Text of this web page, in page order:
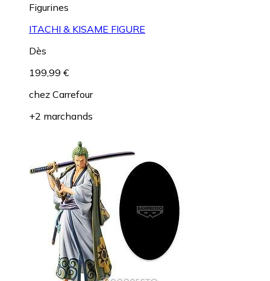
Figurines
ITACHI & KISAME FIGURE
Dès
199,99 €
chez Carrefour
+2 marchands